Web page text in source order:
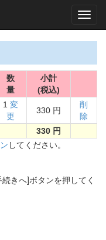
数
量
小計
(税込)
1 変
更
330 円
削
除
330 円
してください。
きへ]ボタンを押してく